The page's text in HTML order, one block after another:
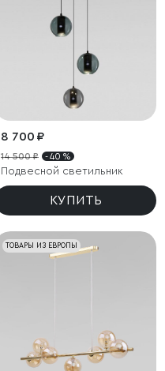
8 700 ₽
14 500 ₽ - 40 %
Подвесной светильник
КУПИТЬ
ТОВАРЫ ИЗ ЕВРОПЫ